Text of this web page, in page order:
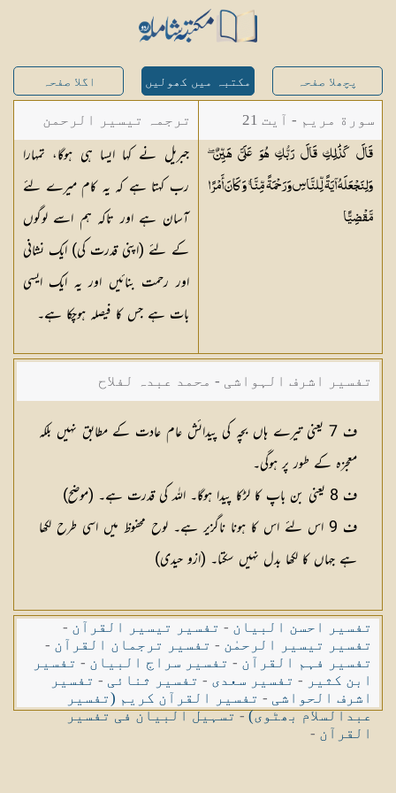
پچھلا صفحہ مکتبہ میں کھولیں اگلا صفحہ
سورة مريم - آیت 21
قَالَ كَذَٰلِكِ قَالَ رَبُّكِ هُوَ عَلَيَّ هَيِّنٌ ۖ
وَلِنَجْعَلَهُ آيَةً لِّلنَّاسِ وَرَحْمَةً مِّنَّا ۚ وَكَانَ أَمْرًا
مَّقْضِيًّا
ترجمہ تیسیر الرحمن
لبیان القرآن - محمد
لقمان سلفی
جبریل نے کہا ایسا ہی ہوگا، تمہارا
رب کہتا ہے کہ یہ کام میرے لئے
آسان ہے اور تاکہ ہم اسے لوگوں
کے لئے (اپنی قدرت کی) ایک نشانی
اور رحمت بنائیں اور یہ ایک ایسی
بات ہے جس کا فیصلہ ہوچکا ہے۔
تفسیر اشرف الہواشی - محمد عبدہ لفلاح
ف 7 یعنی تیرے ہاں بچہ کی پیدائش عام عادت کے مطابق نہیں بلکہ
معجزہ کے طور پر ہوگی۔
ف 8 یعنی بن باپ کا لڑکا پیدا ہوگا۔ اللہ کی قدرت ہے۔ (موضح)
ف 9 اس لئے اس کا ہونا ناگزیر ہے۔ لوح محفوظ میں اسی طرح لکھا
ہے جہاں کا لکھا بدل نہیں سکتا۔ (ازو حیدی)
تفسیر احسن البیان - تفسیر تیسیر القرآن -
تفسیر تیسیر الرحمٰن - تفسیر ترجمان القرآن -
تفسیر فہم القرآن - تفسیر سراج البیان - تفسیر
ابن کثیر - تفسیر سعدی - تفسیر ثنائی - تفسیر
اشرف الحواشی - تفسیر القرآن کریم (تفسیر
عبدالسلام بھٹوی)-تسہیل البیان فی تفسیر
القرآن -